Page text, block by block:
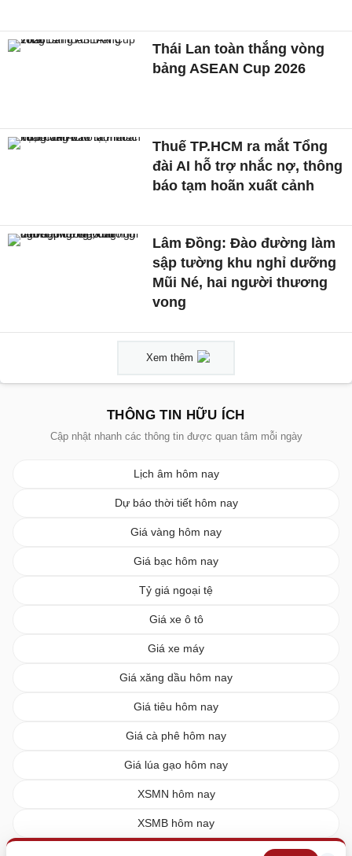
Thái Lan toàn thắng vòng
bảng ASEAN Cup 2026
Thuế TP.HCM ra mắt Tổng
đài AI hỗ trợ nhắc nợ, thông
báo tạm hoãn xuất cảnh
Lâm Đồng: Đào đường làm
sập tường khu nghỉ dưỡng
Mũi Né, hai người thương
vong
Xem thêm
THÔNG TIN HỮU ÍCH
Cập nhật nhanh các thông tin được quan tâm mỗi ngày
Lịch âm hôm nay
Dự báo thời tiết hôm nay
Giá vàng hôm nay
Giá bạc hôm nay
Tỷ giá ngoại tệ
Giá xe ô tô
Giá xe máy
Giá xăng dầu hôm nay
Giá tiêu hôm nay
Giá cà phê hôm nay
Giá lúa gạo hôm nay
XSMN hôm nay
XSMB hôm nay